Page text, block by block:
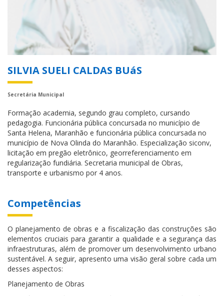
SILVIA SUELI CALDAS BUáS
Secretária Municipal
Formação academia, segundo grau completo, cursando
pedagogia. Funcionária pública concursada no município de
Santa Helena, Maranhão e funcionária pública concursada no
município de Nova Olinda do Maranhão. Especialização siconv,
licitação em pregão eletrônico, georreferenciamento em
regularização fundiária. Secretaria municipal de Obras,
transporte e urbanismo por 4 anos.
Competências
O planejamento de obras e a fiscalização das construções são
elementos cruciais para garantir a qualidade e a segurança das
infraestruturas, além de promover um desenvolvimento urbano
sustentável. A seguir, apresento uma visão geral sobre cada um
desses aspectos:
Planejamento de Obras